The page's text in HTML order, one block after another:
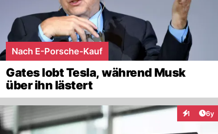
Nach E-Porsche-Kauf
Gates lobt Tesla, während Musk
über ihn lästert
1 6y